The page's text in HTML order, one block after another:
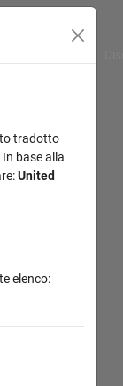
tradotto
base alla
United
elenco: